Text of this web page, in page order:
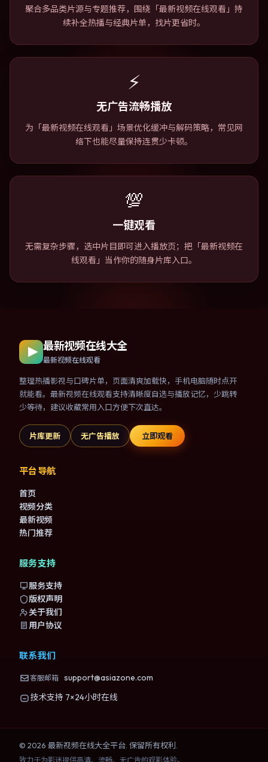
聚合多品类片源与专题推荐，围绕「最新视频在线观看」持
续补全热播与经典片单，找片更省时。
⚡
无广告流畅播放
为「最新视频在线观看」场景优化缓冲与解码策略，常见网
络下也能尽量保持连贯少卡顿。
💯
一键观看
无需复杂步骤，选中片目即可进入播放页；把「最新视频在
线观看」当作你的随身片库入口。
最新视频在线大全
最新视频在线观看
整理热播影视与口碑片单，页面清爽加载快，手机电脑随时点开
就能看。最新视频在线观看支持清晰度自选与播放记忆，少跳转
少等待，建议收藏常用入口方便下次直达。
片库更新 无广告播放 立即观看
平台导航
首页
视频分类
最新视频
热门推荐
服务支持
服务支持
版权声明
关于我们
用户协议
联系我们
客服邮箱 support@asiazone.com
技术支持 7×24小时在线
© 2026 最新视频在线大全平台. 保留所有权利.
致力于为影迷提供高清、流畅、无广告的观影体验。